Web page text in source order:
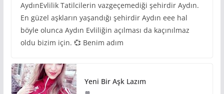
AydınEvlilik Tatilcilerin vazgeçemediği şehirdir Aydın.
En güzel aşkların yaşandığı şehirdir Aydın eee hal
böyle olunca Aydın Evliliğin açılması da kaçınılmaz
oldu bizim için. 💞 Benim adım
Yeni Bir Aşk Lazım